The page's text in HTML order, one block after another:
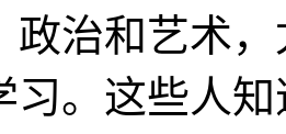
政治和艺术
习。这些人